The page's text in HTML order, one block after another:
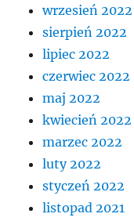
wrzesień 2022
sierpień 2022
lipiec 2022
czerwiec 2022
maj 2022
kwiecień 2022
marzec 2022
luty 2022
styczeń 2022
listopad 2021